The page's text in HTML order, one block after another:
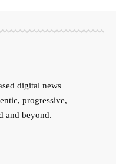
digital news
progressive,
and beyond.